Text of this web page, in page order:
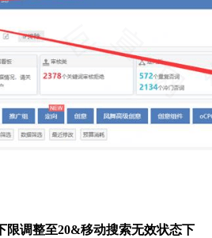
限调整至20&移动搜索无效状态下